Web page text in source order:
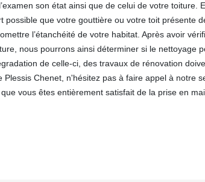
son état ainsi que de celui de votre toiture.
possible que votre gouttière ou votre toit présente
l’étanchéité de votre habitat. Après avoir
nous pourrons ainsi déterminer si le nettoyage
de celle-ci, des travaux de rénovation
Plessis Chenet, n'hésitez pas à faire appel à notre
vous êtes entièrement satisfait de la prise en